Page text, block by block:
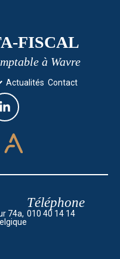
FISCAL
à Wavre
Actualités Contact
74a,
Téléphone
010 40 14 14